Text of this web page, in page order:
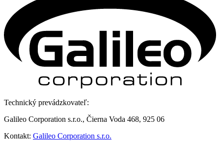
Technický prevádzkovateľ:
Galileo Corporation s.r.o., Čierna Voda 468, 925 06
Kontakt: Galileo Corporation s.r.o.